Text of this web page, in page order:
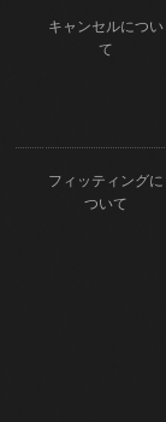
キャンセルについ
て
フィッティングに
ついて